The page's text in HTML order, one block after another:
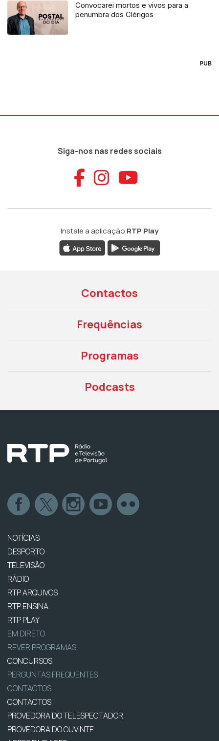
Convocarei mortos e vivos para a
penumbra dos Clérigos
PUB
Siga-nos nas redes sociais
Aceder ao
Aceder ao
Aceder
Instale a aplicação RTP Play
Contactos
Frequências
Programas
Podcasts
NOTÍCIAS
DESPORTO
TELEVISÃO
RÁDIO
RTP ARQUIVOS
RTP ENSINA
RTP PLAY
EM DIRETO
REVER PROGRAMAS
CONCURSOS
PERGUNTAS FREQUENTES
CONTACTOS
CONTACTOS
PROVEDORA DO TELESPECTADOR
PROVEDORA DO OUVINTE